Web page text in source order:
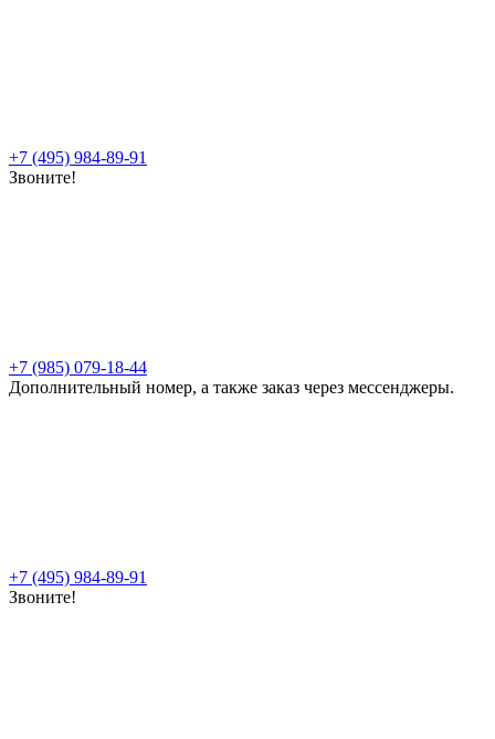
+7 (495) 984-89-91
Звоните!
+7 (985) 079-18-44
Дополнительный номер, а также заказ через мессенджеры.
+7 (495) 984-89-91
Звоните!